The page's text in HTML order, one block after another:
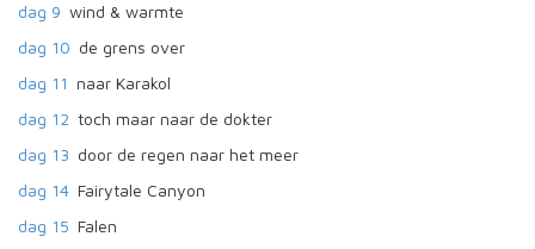
dag 9 wind & warmte
dag 10 de grens over
dag 11 naar Karakol
dag 12 toch maar naar de dokter
dag 13 door de regen naar het meer
dag 14 Fairytale Canyon
dag 15 Falen